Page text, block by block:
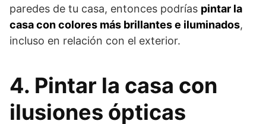
paredes de tu casa, entonces podrías pintar la
casa con colores más brillantes e iluminados,
incluso en relación con el exterior.
4. Pintar la casa con
ilusiones ópticas